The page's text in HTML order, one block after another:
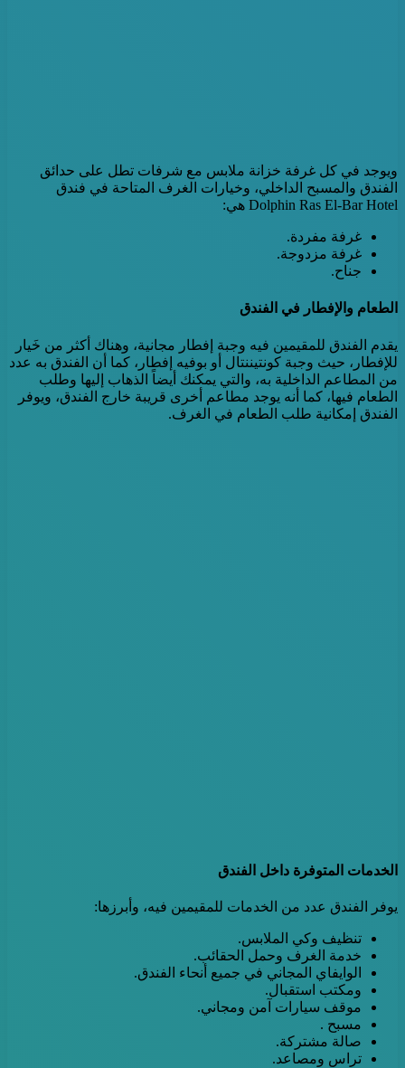
ويوجد في كل غرفة خزانة ملابس مع شرفات تطل على حدائق
الفندق والمسبح الداخلي، وخيارات الغرف المتاحة في فندق
Dolphin Ras El-Bar Hotel هي:
غرفة مفردة.
غرفة مزدوجة.
جناح.
الطعام والإفطار في الفندق
يقدم الفندق للمقيمين فيه وجبة إفطار مجانية، وهناك أكثر من خَيار
للإفطار، حيث وجبة كونتيننتال أو بوفيه إفطار، كما أن الفندق به عدد
من المطاعم الداخلية به، والتي يمكنك أيضاً الذهاب إليها وطلب
الطعام فيها، كما أنه يوجد مطاعم أخرى قريبة خارج الفندق، ويوفر
الفندق إمكانية طلب الطعام في الغرف.
الخدمات المتوفرة داخل الفندق
يوفر الفندق عدد من الخدمات للمقيمين فيه، وأبرزها:
تنظيف وكي الملابس.
خدمة الغرف وحمل الحقائب.
الوايفاي المجاني في جميع أنحاء الفندق.
ومكتب استقبال.
موقف سيارات آمن ومجاني.
مسبح .
صالة مشتركة.
تراس ومصاعد.